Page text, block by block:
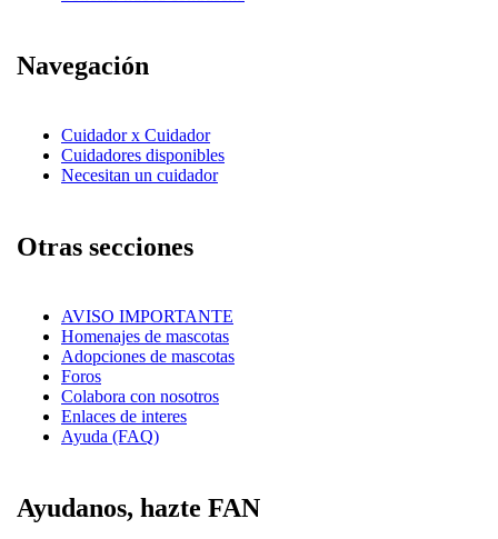
Navegación
Cuidador x Cuidador
Cuidadores disponibles
Necesitan un cuidador
Otras secciones
AVISO IMPORTANTE
Homenajes de mascotas
Adopciones de mascotas
Foros
Colabora con nosotros
Enlaces de interes
Ayuda (FAQ)
Ayudanos, hazte FAN